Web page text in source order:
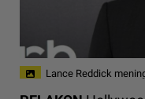
Lance Reddick